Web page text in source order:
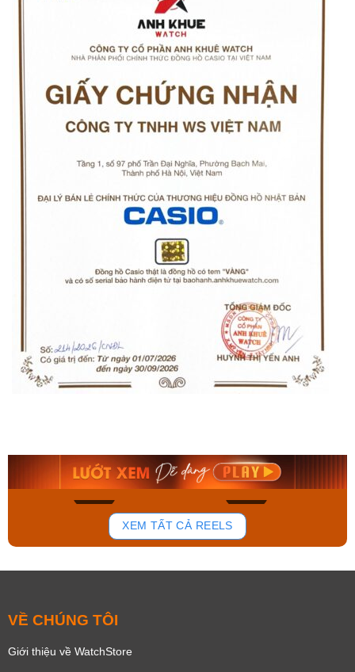
148
Mua ngay Mua ngay
XEM TẤT CẢ REELS
VỀ CHÚNG TÔI
Giới thiệu về WatchStore